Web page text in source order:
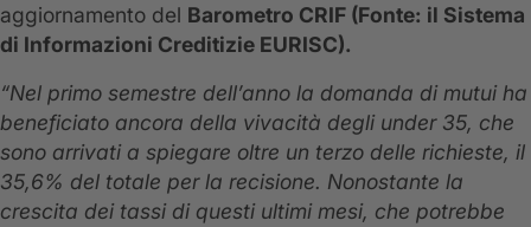
aggiornamento del Barometro CRIF (Fonte: il Sistema
di Informazioni Creditizie EURISC).
“Nel primo semestre dell’anno la domanda di mutui ha
beneficiato ancora della vivacità degli under 35, che
sono arrivati a spiegare oltre un terzo delle richieste, il
35,6% del totale per la recisione. Nonostante la
crescita dei tassi di questi ultimi mesi, che potrebbe